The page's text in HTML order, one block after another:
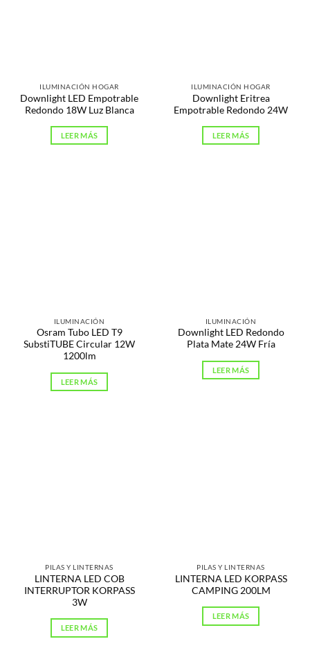
ILUMINACIÓN HOGAR
Downlight LED Empotrable
Redondo 18W Luz Blanca
LEER MÁS
ILUMINACIÓN HOGAR
Downlight Eritrea
Empotrable Redondo 24W
LEER MÁS
ILUMINACIÓN
Osram Tubo LED T9
SubstiTUBE Circular 12W
1200lm
LEER MÁS
ILUMINACIÓN
Downlight LED Redondo
Plata Mate 24W Fría
LEER MÁS
PILAS Y LINTERNAS
LINTERNA LED COB
INTERRUPTOR KORPASS
3W
LEER MÁS
PILAS Y LINTERNAS
LINTERNA LED KORPASS
CAMPING 200LM
LEER MÁS